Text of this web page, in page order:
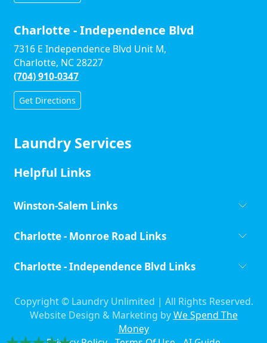
Charlotte - Independence Blvd
7316 E Independence Blvd Unit M,
Charlotte, NC 28227
(704) 910-0347
Get Directions
Laundry Services
Helpful Links
Winston-Salem Links
Charlotte - Monroe Road Links
Charlotte - Independence Blvd Links
Copyright © Laundry Unlimited | All Rights Reserved.
Website Design & Marketing byWe Spend The
Money